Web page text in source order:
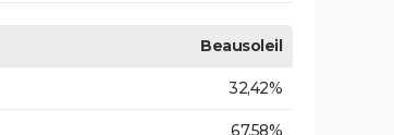
Beausoleil
32,42%
67,58%